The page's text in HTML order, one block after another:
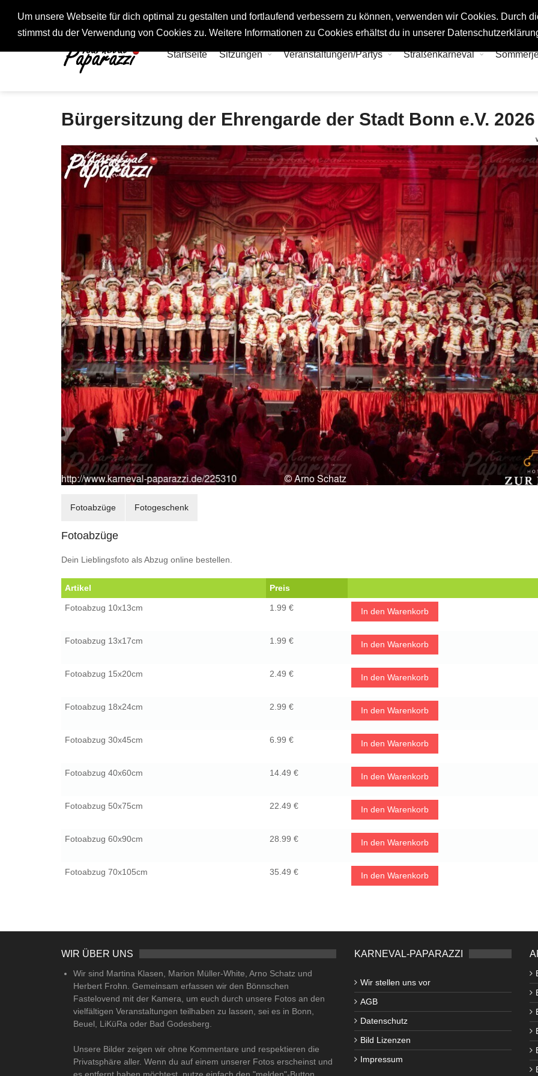
Um unsere Webseite für dich optimal zu gestalten und fortlaufend verbessern zu können, verwenden wir Cookies. Durch
stimmst du der Verwendung von Cookies zu. Weitere Informationen zu Cookies erhältst du in unserer
Fotos rund um den Fastelovend
Startseite Sitzungen Veranstaltungen/Partys Straßenkarneval
Bürgersitzung der Ehrengarde der Stadt Bonn e.V. 2026
Fotoabzüge Fotogeschenk
Fotoabzüge
Dein Lieblingsfoto als Abzug online bestellen.
Artikel Preis
Fotoabzug 10x13cm 1.99 € In den Warenkorb
Fotoabzug 13x17cm 1.99 € In den Warenkorb
Fotoabzug 15x20cm 2.49 € In den Warenkorb
Fotoabzug 18x24cm 2.99 € In den Warenkorb
Fotoabzug 30x45cm 6.99 € In den Warenkorb
Fotoabzug 40x60cm 14.49 € In den Warenkorb
Fotoabzug 50x75cm 22.49 € In den Warenkorb
Fotoabzug 60x90cm 28.99 € In den Warenkorb
Fotoabzug 70x105cm 35.49 € In den Warenkorb
WIR ÜBER UNS
Wir sind Martina Klasen, Marion Müller-White, Arno Schatz und
Herbert Frohn. Gemeinsam erfassen wir den Bönnschen
Fastelovend mit der Kamera, um euch durch unsere Fotos an den
vielfältigen Veranstaltungen teilhaben zu lassen, sei es in Bonn,
Beuel, LiKüRa oder Bad Godesberg.
Unsere Bilder zeigen wir ohne Kommentare und respektieren die
Privatsphäre aller. Wenn du auf einem unserer Fotos erscheinst und
KARNEVAL-PAPARAZZI
Wir stellen uns vor
AGB
Datenschutz
Bild Lizenzen
Impressum